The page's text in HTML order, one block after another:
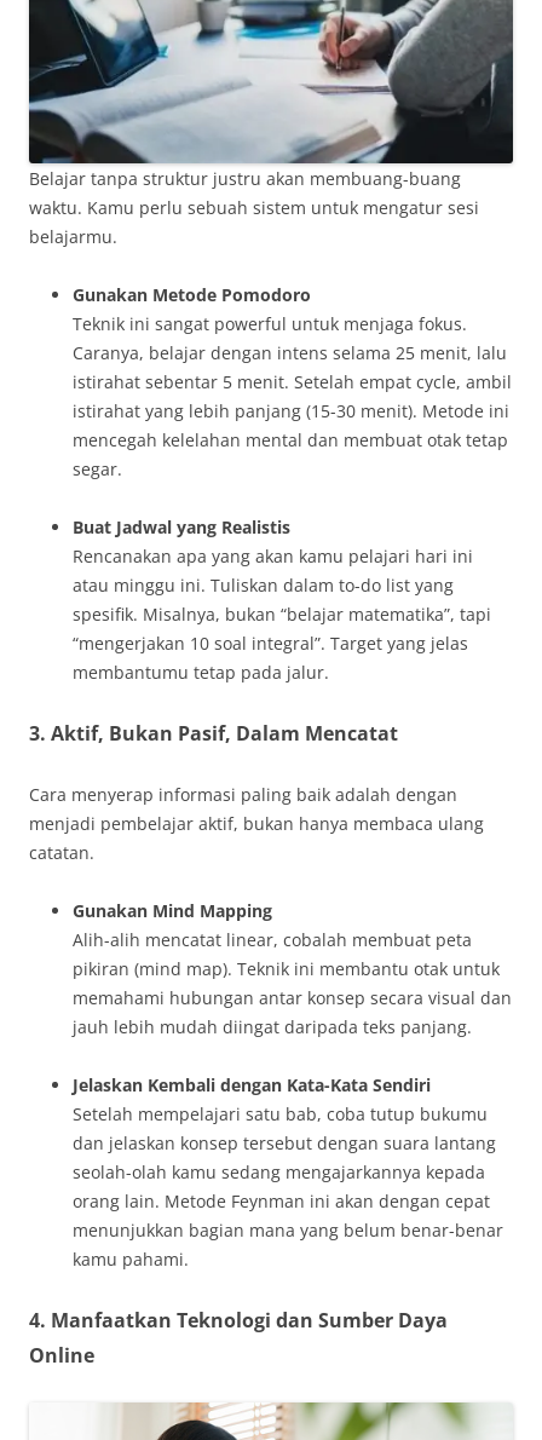
Belajar tanpa struktur justru akan membuang-buang
waktu. Kamu perlu sebuah sistem untuk mengatur sesi
belajarmu.
Gunakan Metode Pomodoro
Teknik ini sangat powerful untuk menjaga fokus.
Caranya, belajar dengan intens selama 25 menit, lalu
istirahat sebentar 5 menit. Setelah empat cycle, ambil
istirahat yang lebih panjang (15-30 menit). Metode ini
mencegah kelelahan mental dan membuat otak tetap
segar.
Buat Jadwal yang Realistis
Rencanakan apa yang akan kamu pelajari hari ini
atau minggu ini. Tuliskan dalam to-do list yang
spesifik. Misalnya, bukan “belajar matematika”, tapi
“mengerjakan 10 soal integral”. Target yang jelas
membantumu tetap pada jalur.
3. Aktif, Bukan Pasif, Dalam Mencatat
Cara menyerap informasi paling baik adalah dengan
menjadi pembelajar aktif, bukan hanya membaca ulang
catatan.
Gunakan Mind Mapping
Alih-alih mencatat linear, cobalah membuat peta
pikiran (mind map). Teknik ini membantu otak untuk
memahami hubungan antar konsep secara visual dan
jauh lebih mudah diingat daripada teks panjang.
Jelaskan Kembali dengan Kata-Kata Sendiri
Setelah mempelajari satu bab, coba tutup bukumu
dan jelaskan konsep tersebut dengan suara lantang
seolah-olah kamu sedang mengajarkannya kepada
orang lain. Metode Feynman ini akan dengan cepat
menunjukkan bagian mana yang belum benar-benar
kamu pahami.
4. Manfaatkan Teknologi dan Sumber Daya
Online